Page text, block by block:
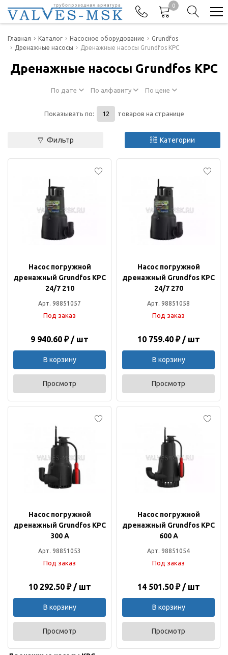
0
Телефоны
Отдел продаж
Главная Каталог Насосное оборудование
Grundfos
Дренажные насосы
Дренажные насосы Grundfos KPC
Дренажные насосы Grundfos KPC
По дате По алфавиту По цене
Показывать по: товаров на странице
Фильтр Категории
Насос погружной
дренажный Grundfos KPC
24/7 210
Арт. 98851057
Под заказ
9 940.60 ₽ / шт
В корзину
Просмотр
Насос погружной
дренажный Grundfos KPC
24/7 270
Арт. 98851058
Под заказ
10 759.40 ₽ / шт
В корзину
Просмотр
Насос погружной
дренажный Grundfos KPC
300 A
Арт. 98851053
Под заказ
10 292.50 ₽ / шт
В корзину
Просмотр
Насос погружной
дренажный Grundfos KPC
600 A
Арт. 98851054
Под заказ
14 501.50 ₽ / шт
В корзину
Просмотр